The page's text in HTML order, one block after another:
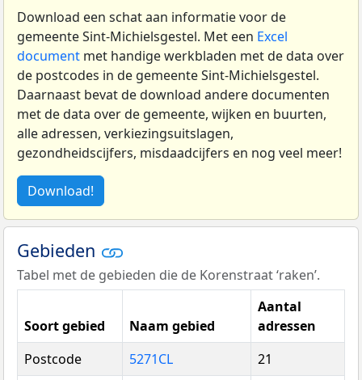
Download een schat aan informatie voor de
gemeente Sint-Michielsgestel. Met een Excel
document met handige werkbladen met de data over
de postcodes in de gemeente Sint-Michielsgestel.
Daarnaast bevat de download andere documenten
met de data over de gemeente, wijken en buurten,
alle adressen, verkiezingsuitslagen,
gezondheidscijfers, misdaadcijfers en nog veel meer!
Download!
Gebieden
Tabel met de gebieden die de Korenstraat ‘raken’.
Soort gebied Naam gebied
Aantal
adressen
Postcode
5271CL
21